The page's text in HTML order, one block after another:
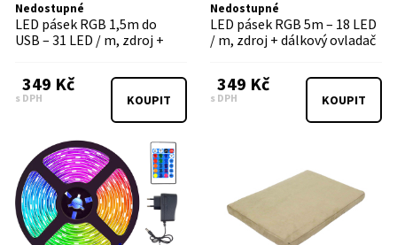
Nedostupné
LED pásek RGB 1,5m do
USB – 31 LED / m, zdroj +
349 Kč
s DPH KOUPIT
Nedostupné
LED pásek RGB 5m – 18 LED
/ m, zdroj + dálkový ovladač
349 Kč
s DPH KOUPIT